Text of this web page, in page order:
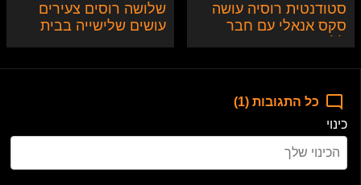
סטודנטית רוסיה עושה
סקס אנאלי עם חבר
שלושה רוסים צעירים
עושים שלישייה בבית
כל התגובות (1)
כינוי